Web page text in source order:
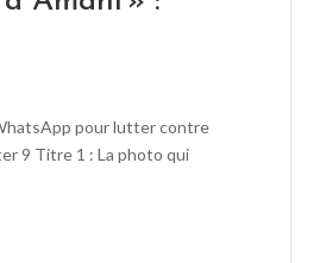
pour lutter contre
9 Titre 1 : La photo qui